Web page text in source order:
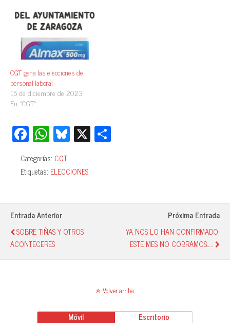
CGT gana las elecciones de
personal laboral
15 de diciembre de 2023
En «CGT»
Fa
ce
bo
ok
W
ha
ts
A
pp
Bl
ue
sk
y
X
rti
Categorías: CGT
Etiquetas: ELECCIONES
Entrada Anterior
SOBRE TIÑAS Y OTROS
ACONTECERES
Próxima Entrada
YA NOS LO HAN CONFIRMADO,
ESTE MES NO COBRAMOS…..
Volver arriba
Móvil Escritorio